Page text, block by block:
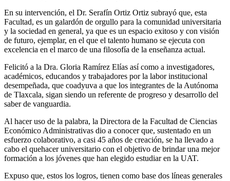
En su intervención, el Dr. Serafín Ortiz Ortiz subrayó que, esta
Facultad, es un galardón de orgullo para la comunidad universitaria
y la sociedad en general, ya que es un espacio exitoso y con visión
de futuro, ejemplar, en el que el talento humano se ejecuta con
excelencia en el marco de una filosofía de la enseñanza actual.
Felicitó a la Dra. Gloria Ramírez Elías así como a investigadores,
académicos, educandos y trabajadores por la labor institucional
desempeñada, que coadyuva a que los integrantes de la Autónoma
de Tlaxcala, sigan siendo un referente de progreso y desarrollo del
saber de vanguardia.
Al hacer uso de la palabra, la Directora de la Facultad de Ciencias
Económico Administrativas dio a conocer que, sustentado en un
esfuerzo colaborativo, a casi 45 años de creación, se ha llevado a
cabo el quehacer universitario con el objetivo de brindar una mejor
formación a los jóvenes que han elegido estudiar en la UAT.
Expuso que, estos los logros, tienen como base dos líneas generales